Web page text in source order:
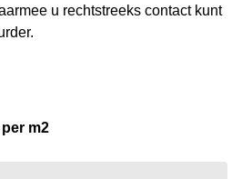
u rechtstreeks contact kunt
m2